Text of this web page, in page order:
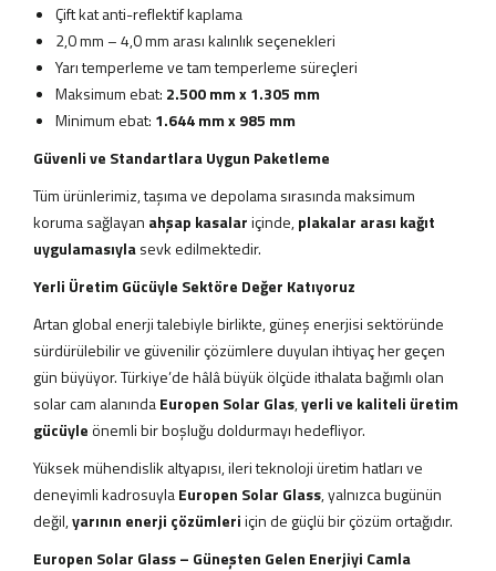
Çift kat anti-reflektif kaplama
2,0 mm – 4,0 mm arası kalınlık seçenekleri
Yarı temperleme ve tam temperleme süreçleri
Maksimum ebat: 2.500 mm x 1.305 mm
Minimum ebat: 1.644 mm x 985 mm
Güvenli ve Standartlara Uygun Paketleme
Tüm ürünlerimiz, taşıma ve depolama sırasında maksimum
koruma sağlayan ahşap kasalariçinde,plakalar arası kağıt
uygulamasıylasevk edilmektedir.
Yerli Üretim Gücüyle Sektöre Değer Katıyoruz
Artan global enerji talebiyle birlikte, güneş enerjisi sektöründe
sürdürülebilir ve güvenilir çözümlere duyulan ihtiyaç her geçen
gün büyüyor. Türkiye’de hâlâ büyük ölçüde ithalata bağımlı olan
solar cam alanındaEuropen Solar Glas,yerli ve kaliteli üretim
gücüyleönemli bir boşluğu doldurmayı hedefliyor.
Yüksek mühendislik altyapısı, ileri teknoloji üretim hatları ve
deneyimli kadrosuylaEuropen Solar Glass, yalnızca bugünün
değil,yarının enerji çözümleriiçin de güçlü bir çözüm ortağıdır.
Europen Solar Glass – Güneşten Gelen Enerjiyi Camla